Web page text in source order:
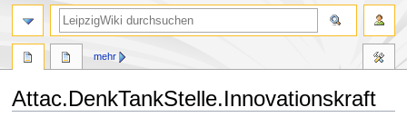
Attac.DenkTankStelle.Innovationskraft
mehr